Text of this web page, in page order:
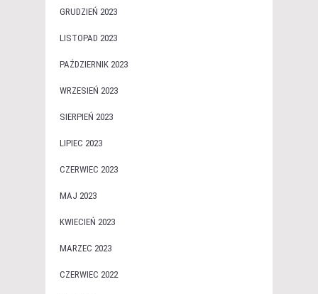
GRUDZIEŃ 2023
LISTOPAD 2023
PAŹDZIERNIK 2023
WRZESIEŃ 2023
SIERPIEŃ 2023
LIPIEC 2023
CZERWIEC 2023
MAJ 2023
KWIECIEŃ 2023
MARZEC 2023
CZERWIEC 2022